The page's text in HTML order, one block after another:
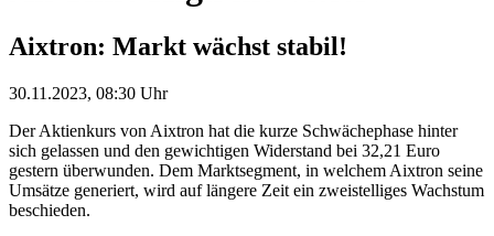
Aixtron: Markt wächst stabil!
30.11.2023, 08:30 Uhr
Der Aktienkurs von Aixtron hat die kurze Schwächephase hinter
sich gelassen und den gewichtigen Widerstand bei 32,21 Euro
gestern überwunden. Dem Marktsegment, in welchem Aixtron seine
Umsätze generiert, wird auf längere Zeit ein zweistelliges Wachstum
beschieden.